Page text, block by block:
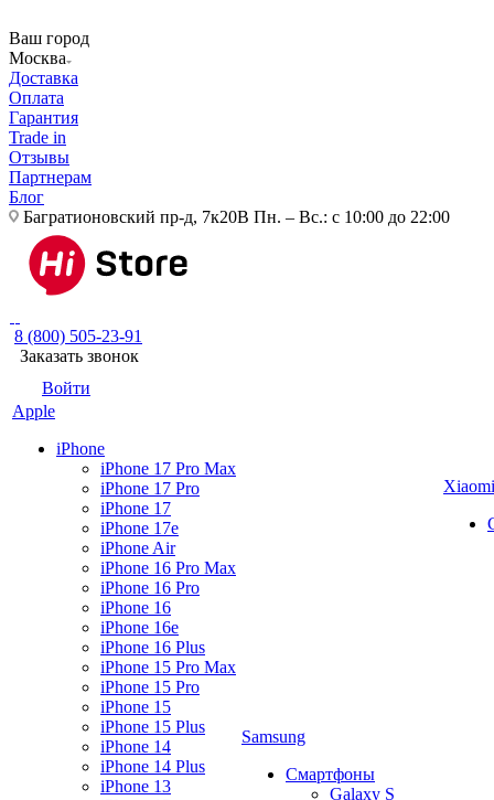
Ваш город
Москва
Доставка
Оплата
Гарантия
Trade in
Отзывы
Партнерам
Блог
Багратионовский пр-д, 7к20В Пн. – Вс.: с 10:00 до 22:00
8 (800) 505-23-91
Заказать звонок
Войти
Apple
iPhone
iPhone 17 Pro Max
iPhone 17 Pro
iPhone 17
iPhone 17e
iPhone Air
iPhone 16 Pro Max
iPhone 16 Pro
iPhone 16
iPhone 16e
iPhone 16 Plus
iPhone 15 Pro Max
iPhone 15 Pro
iPhone 15
iPhone 15 Plus
iPhone 14
iPhone 14 Plus
iPhone 13
Samsung
Смартфоны
Galaxy S
Xiaomi